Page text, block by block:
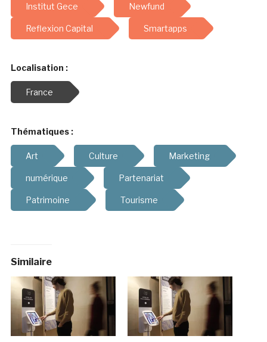
Institut Gece Newfund
Reflexion Capital Smartapps
Localisation :
France
Thématiques :
Art Culture Marketing
numérique Partenariat
Patrimoine Tourisme
Similaire